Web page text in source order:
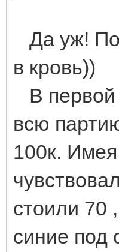
Да уж!
в кровь))
В первой
всю
100к.
стоили 70
синие под